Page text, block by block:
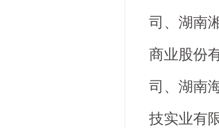
司、湖南
商业股份
司、湖南
技实业有